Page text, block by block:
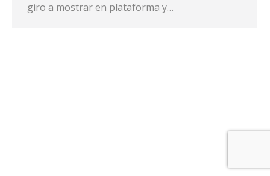
giro a mostrar en plataforma y…